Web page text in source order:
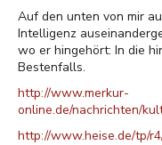
Auf den unten von mir
Intelligenz
wo er hingehört: In die
Bestenfalls.
http://www.merkur-
online.de/nachrichten/
http://www.heise.de/tp/